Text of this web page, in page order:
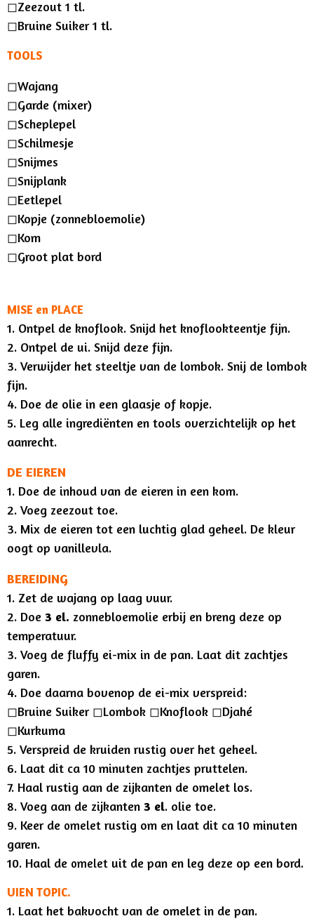
◻︎Zeezout 1 tl.
◻︎Bruine Suiker 1 tl.
TOOLS
◻︎Wajang
◻︎Garde (mixer)
◻︎Scheplepel
◻︎Schilmesje
◻︎Snijmes
◻︎Snijplank
◻︎Eetlepel
◻︎Kopje (zonnebloemolie)
◻︎Kom
◻︎Groot plat bord
MISE en PLACE
1. Ontpel de knoflook. Snijd het knoflookteentje fijn.
2. Ontpel de ui. Snijd deze fijn.
3. Verwijder het steeltje van de lombok. Snij de lombok
fijn.
4. Doe de olie in een glaasje of kopje.
5. Leg alle ingrediënten en tools overzichtelijk op het
aanrecht.
DE EIEREN
1. Doe de inhoud van de eieren in een kom.
2. Voeg zeezout toe.
3. Mix de eieren tot een luchtig glad geheel. De kleur
oogt op vanillevla.
BEREIDING
1. Zet de wajang op laag vuur.
2. Doe 3 el. zonnebloemolie erbij en breng deze op
temperatuur.
3. Voeg de fluffy ei-mix in de pan. Laat dit zachtjes
garen.
4. Doe daarna bovenop de ei-mix verspreid:
◻︎Bruine Suiker ◻︎Lombok ◻︎Knoflook ◻︎Djahé
◻︎Kurkuma
5. Verspreid de kruiden rustig over het geheel.
6. Laat dit ca 10 minuten zachtjes pruttelen.
7. Haal rustig aan de zijkanten de omelet los.
8. Voeg aan de zijkanten 3 el. olie toe.
9. Keer de omelet rustig om en laat dit ca 10 minuten
garen.
10. Haal de omelet uit de pan en leg deze op een bord.
UIEN TOPIC.
1. Laat het bakvocht van de omelet in de pan.